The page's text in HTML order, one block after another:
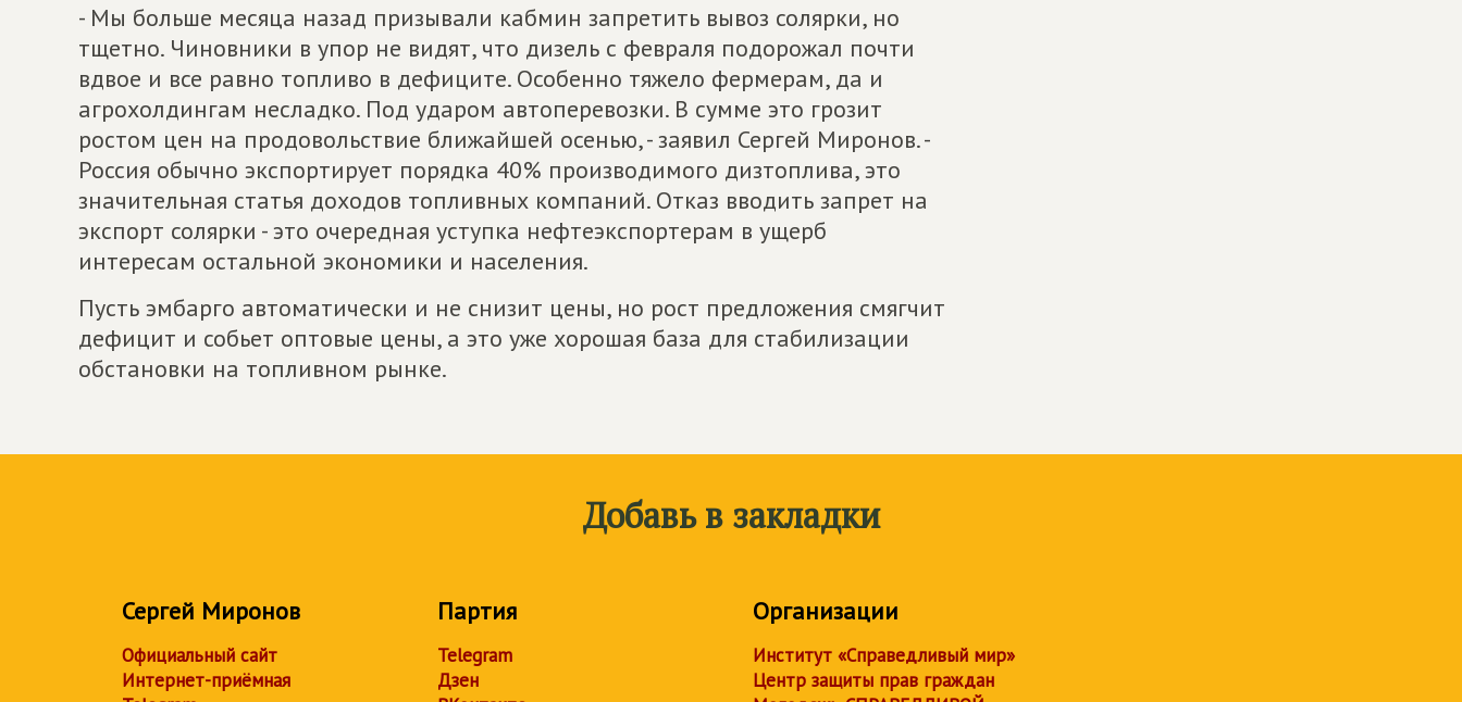
- Мы больше месяца назад призывали кабмин запретить вывоз солярки, но
тщетно. Чиновники в упор не видят, что дизель с февраля подорожал почти
вдвое и все равно топливо в дефиците. Особенно тяжело фермерам, да и
агрохолдингам несладко. Под ударом автоперевозки. В сумме это грозит
ростом цен на продовольствие ближайшей осенью, - заявил Сергей Миронов. -
Россия обычно экспортирует порядка 40% производимого дизтоплива, это
значительная статья доходов топливных компаний. Отказ вводить запрет на
экспорт солярки - это очередная уступка нефтеэкспортерам в ущерб
интересам остальной экономики и населения.
Пусть эмбарго автоматически и не снизит цены, но рост предложения смягчит
дефицит и собьет оптовые цены, а это уже хорошая база для стабилизации
обстановки на топливном рынке.
Добавь в закладки
Сергей Миронов
Официальный сайт
Интернет-приёмная
Партия
Telegram
Дзен
Организации
Институт «Справедливый мир»
Центр защиты прав граждан